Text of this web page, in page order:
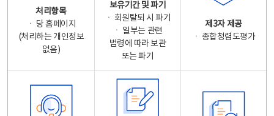
처리항목
ㆍ 당 홈페이지
(처리하는 개인정보
없음)
보유기간 및 파기
ㆍ 회원탈퇴 시 파기
ㆍ 일부는 관련
법령에 따라 보관
또는 파기
제3자 제공
ㆍ 종합청렴도평가